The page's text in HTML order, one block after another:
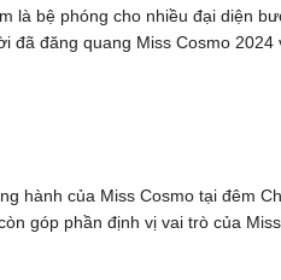
là bệ phóng cho nhiều đại diện
đã đăng quang Miss Cosmo
hành của Miss Cosmo tại đêm
góp phần định vị vai trò của